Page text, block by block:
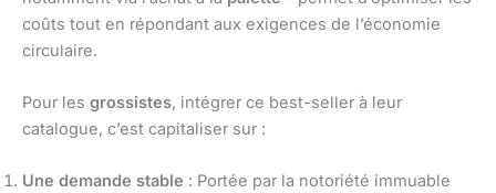
coûts tout en répondant aux exigences de l’économie
circulaire.
Pour les grossistes, intégrer ce best-seller à leur
catalogue, c’est capitaliser sur :
Une demande stable : Portée par la notoriété immuable